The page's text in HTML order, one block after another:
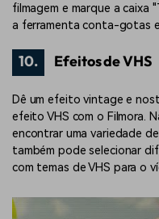
filmagem e marque a caixa
a ferramenta conta-gotas
10. Efeitos de VHS
Dê um efeito vintage e
efeito VHS com o Filmora.
encontrar uma variedade
também pode selecionar
com temas de VHS para o